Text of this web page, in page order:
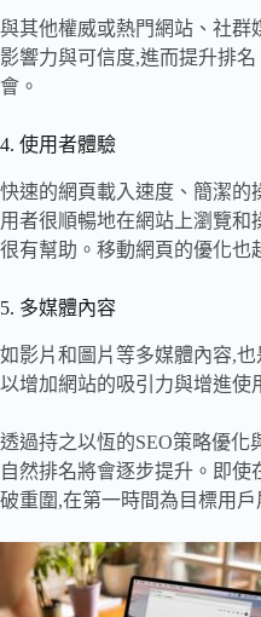
與其他權威或熱門網站、社群
影響力與可信度,進而提升排
會。
4. 使用者體驗
快速的網頁載入速度、簡潔的
用者很順暢地在網站上瀏覽和
很有幫助。移動網頁的優化也
5. 多媒體內容
如影片和圖片等多媒體內容,
以增加網站的吸引力與增進使
透過持之以恆的SEO策略優化
自然排名將會逐步提升。即使
破重圍,在第一時間為目標用戶